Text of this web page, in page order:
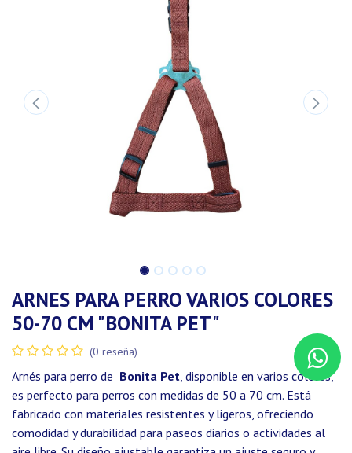
ARNES PARA PERRO VARIOS COLORES
50-70 CM "BONITA PET"
(0 reseña)
Arnés para perro de Bonita Pet, disponible en varios colores,
es perfecto para perros con medidas de 50 a 70 cm. Está
fabricado con materiales resistentes y ligeros, ofreciendo
comodidad y durabilidad para paseos diarios o actividades al